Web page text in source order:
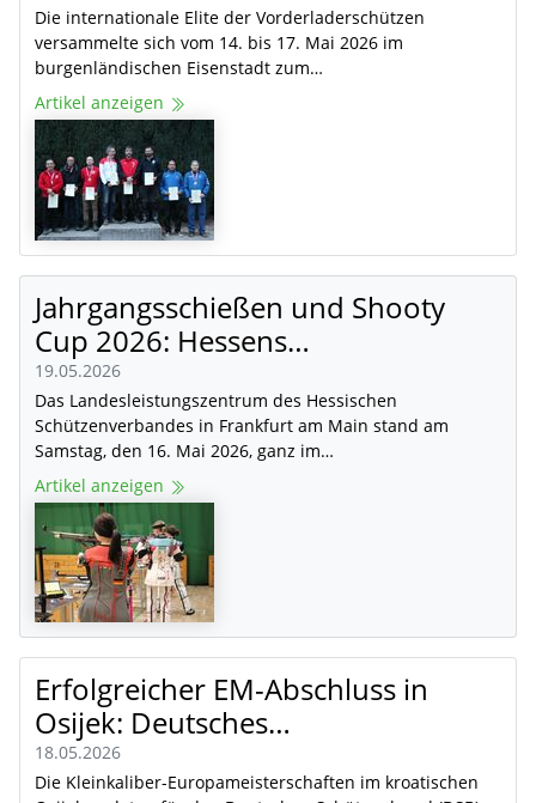
Die internationale Elite der Vorderladerschützen
versammelte sich vom 14. bis 17. Mai 2026 im
burgenländischen Eisenstadt zum…
Artikel anzeigen
Jahrgangsschießen und Shooty
Cup 2026: Hessens…
19.05.2026
Das Landesleistungszentrum des Hessischen
Schützenverbandes in Frankfurt am Main stand am
Samstag, den 16. Mai 2026, ganz im…
Artikel anzeigen
Erfolgreicher EM-Abschluss in
Osijek: Deutsches…
18.05.2026
Die Kleinkaliber-Europameisterschaften im kroatischen